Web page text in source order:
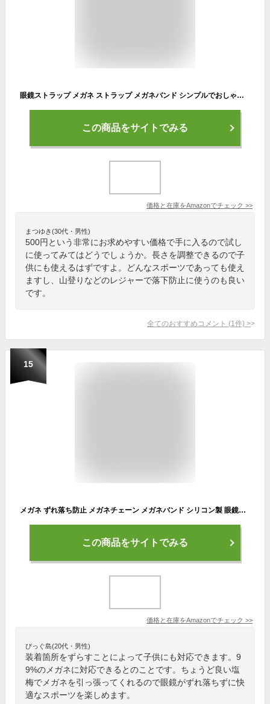
眼鏡ストラップ メガネ ストラップ メガネバンド シンプルでおしゃれ メガネやサングラスをつけて作業や運動をされる方に最適のスポーツメガネバンド 男女兼用 安全・安心・信頼の！ (黒)
この商品をサイトでみる
価格と在庫をAmazonでチェック >>
まつゆき(30代・男性)
500円という非常にお求めやすい価格で手に入るので試し
に使ってみてはどうでしょうか。長さを調整できるので子
供にも使えるはずですよ。どんなスポーツであっても使え
ますし、山登りなどのレジャーで落下防止に使うのも良い
です。
全てのおすすめコメント (1 件) >
15
メガネ ずれ落ち防止 メガネチェーン メガネバンド シリコン製 眼鏡バンド メガネストラップ スポーツ用 男女兼用 2枚セット （黒×1 、白×1）
この商品をサイトでみる
価格と在庫をAmazonでチェック >>
びっぐ島(20代・男性)
装着箇所をずらすことによって子供にも対応できます。9
9%のメガネに対応できるとのことです。ちょうど良い塩
梅でメガネを引っ張ってくれるので眼鏡がずれ落ちずに快
適なスポーツを楽しめます。